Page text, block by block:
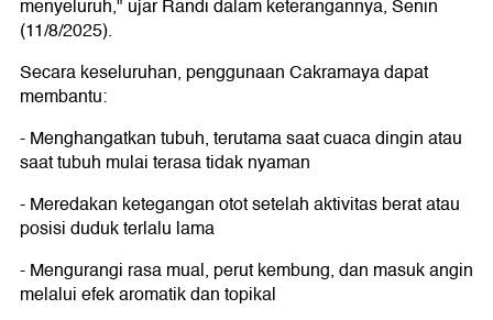
menyeluruh," ujar Randi dalam keterangannya, Senin
(11/8/2025).
Secara keseluruhan, penggunaan Cakramaya dapat
membantu:
- Menghangatkan tubuh, terutama saat cuaca dingin atau
saat tubuh mulai terasa tidak nyaman
- Meredakan ketegangan otot setelah aktivitas berat atau
posisi duduk terlalu lama
- Mengurangi rasa mual, perut kembung, dan masuk angin
melalui efek aromatik dan topikal